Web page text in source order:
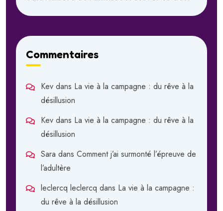
Commentaires
Kev dans La vie à la campagne : du rêve à la
désillusion
Kev dans La vie à la campagne : du rêve à la
désillusion
Sara dans Comment j’ai surmonté l’épreuve de
l’adultère
leclercq leclercq dans La vie à la campagne :
du rêve à la désillusion